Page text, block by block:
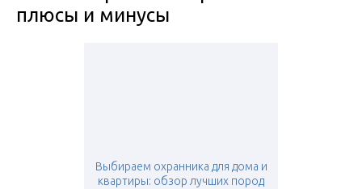
плюсы и минусы
Выбираем охранника для дома и
квартиры: обзор лучших пород